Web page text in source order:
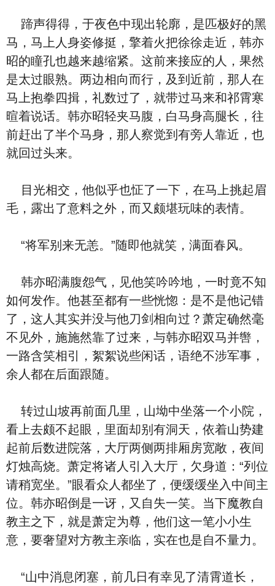
蹄声得得，于夜色中现出轮廓，是匹极好的黑
马，马上人身姿修挺，擎着火把徐徐走近，韩亦
昭的瞳孔也越来越缩紧。这前来接应的人，果然
是太过眼熟。两边相向而行，及到近前，那人在
马上抱拳四揖，礼数过了，就带过马来和祁霄寒
暄着说话。韩亦昭轻夹马腹，白马身高腿长，往
前赶出了半个马身，那人察觉到有旁人靠近，也
就回过头来。
目光相交，他似乎也怔了一下，在马上挑起眉
毛，露出了意料之外，而又颇堪玩味的表情。
“将军别来无恙。”随即他就笑，满面春风。
韩亦昭满腹怨气，见他笑吟吟地，一时竟不知
如何发作。他甚至都有一些恍惚：是不是他记错
了，这人其实并没与他刀剑相向过？萧定确然毫
不见外，施施然靠了过来，与韩亦昭双马并辔，
一路含笑相引，絮絮说些闲话，语绝不涉军事，
余人都在后面跟随。
转过山坡再前面几里，山坳中坐落一个小院，
看上去颇不起眼，里面却别有洞天，依着山势建
起前后数进院落，大厅两侧两排厢房宽敞，夜间
灯烛高烧。萧定将诸人引入大厅，欠身道：“列位
请稍宽坐。”眼看众人都坐了，便缓缓坐入中间主
位。韩亦昭倒是一讶，又自失一笑。当下魔教自
教主之下，就是萧定为尊，他们这一笔小小生
意，要奢望对方教主亲临，实在也是自不量力。
“山中消息闭塞，前几日有幸见了清霄道长，